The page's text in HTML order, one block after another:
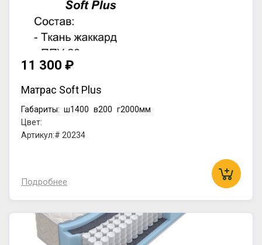
11 300 ₽
Матрас Soft Plus
Габариты: ш1400 в200 г2000мм
Цвет:
Артикул:# 20234
Подробнее